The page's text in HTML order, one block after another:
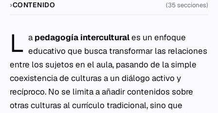
CONTENIDO (35 secciones)
L a pedagogía interculturales un enfoque
educativo que busca transformar las relaciones
entre los sujetos en el aula, pasando de la simple
coexistencia de culturas a un diálogo activo y
recíproco. No se limita a añadir contenidos sobre
otras culturas al currículo tradicional, sino que